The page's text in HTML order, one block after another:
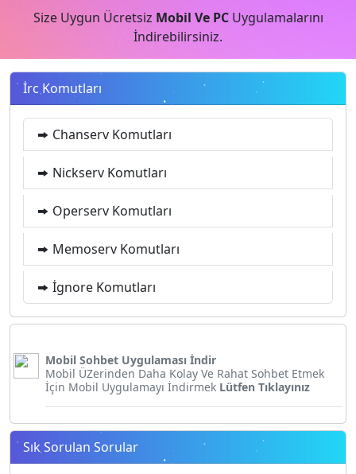
Size Uygun Ücretsiz Mobil Ve PC Uygulamalarını
İndirebilirsiniz.
İrc Komutları
Chanserv Komutları
Nickserv Komutları
Operserv Komutları
Memoserv Komutları
İgnore Komutları
Mobil Sohbet Uygulaması İndir
Mobil ÜZerinden Daha Kolay Ve Rahat Sohbet Etmek
İçin Mobil Uygulamayı İndirmek Lütfen Tıklayınız
Sık Sorulan Sorular